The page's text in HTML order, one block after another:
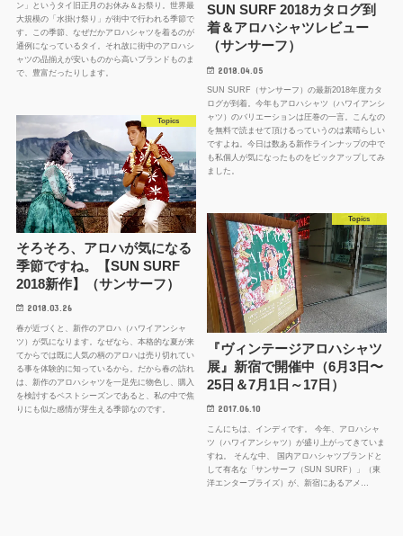
ン」というタイ旧正月のお休み＆お祭り。世界最
大規模の「水掛け祭り」が街中で行われる季節で
す。この季節、なぜだかアロハシャツを着るのが
通例になっているタイ。それ故に街中のアロハシ
ャツの品揃えが安いものから高いブランドものま
で、豊富だったりします。
SUN SURF 2018カタログ到
着＆アロハシャツレビュー
（サンサーフ）
2018.04.05
SUN SURF（サンサーフ）の最新2018年度カタ
ログが到着。今年もアロハシャツ（ハワイアンシ
ャツ）のバリエーションは圧巻の一言。こんなの
を無料で読ませて頂けるっていうのは素晴らしい
ですよね。今日は数ある新作ラインナップの中で
も私個人が気になったものをピックアップしてみ
ました。
Topics
そろそろ、アロハが気になる
季節ですね。【SUN SURF
2018新作】（サンサーフ）
2018.03.26
春が近づくと、新作のアロハ（ハワイアンシャ
ツ）が気になります。なぜなら、本格的な夏が来
てからでは既に人気の柄のアロハは売り切れてい
る事を体験的に知っているから。だから春の訪れ
は、新作のアロハシャツを一足先に物色し、購入
を検討するベストシーズンであると、私の中で焦
りにも似た感情が芽生える季節なのです。
Topics
『ヴィンテージアロハシャツ
展』新宿で開催中（6月3日〜
25日＆7月1日～17日）
2017.06.10
こんにちは、インディです。 今年、アロハシャ
ツ（ハワイアンシャツ）が盛り上がってきていま
すね。 そんな中、 国内アロハシャツブランドと
して有名な「サンサーフ（SUN SURF）」（東
洋エンタープライズ）が、新宿にあるアメ…